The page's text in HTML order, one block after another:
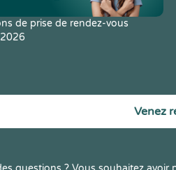
de prise de rendez-vous
Venez